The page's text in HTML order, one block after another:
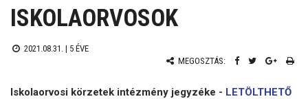
ISKOLAORVOSOK
2021.08.31. | 5 ÉVE
MEGOSZTÁS:
Iskolaorvosi körzetek intézmény jegyzéke - LETÖLTHETŐ